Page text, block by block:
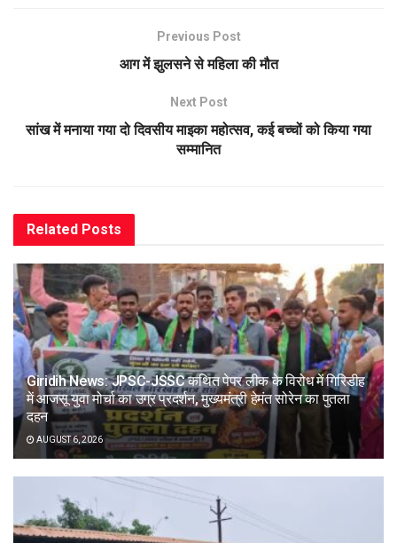
Previous Post
आग में झुलसने से महिला की मौत
Next Post
सांख में मनाया गया दो दिवसीय माइका महोत्सव, कई बच्चों को किया गया
सम्मानित
Related Posts
Giridih News: JPSC-JSSC कथित पेपर लीक के विरोध में गिरिडीह
में आजसू युवा मोर्चा का उग्र प्रदर्शन, मुख्यमंत्री हेमंत सोरेन का पुतला
दहन
AUGUST 6, 2026